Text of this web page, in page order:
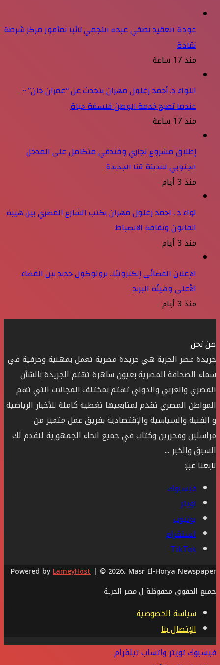
عودة العقيد لطفي عبده النجمي نائبا لمأمور مركز شرطة
نقادة
منذ 17 ساعة
اللواء د. أحمد زغلول مهران يتحدث عن “عمران خان” ••
عندما تصبح خدمة الوطن فلسفة حياة
منذ 17 ساعة
إطلاق مشروع تجاري وفندقي متكامل على المدخل
الجنوبي لمدينة قنا الجديدة
منذ 3 أيام
لواء د . احمد زغلول مهران يكتب الشارع المصري بين هيبة
القانون وثقافة الانضباط
منذ 3 أيام
الإعلان القضائي إلكترونيًا.. بروتوكول جديد بين القضاء
الأعلى وهيئة البريد
منذ 3 أيام
من نحن
جريدة مصر الحرية هي جريدة مصرية تعمل بمهنية وحرفية في
سماء الصحافة المصرية بعيون ساهرة تهتم الجريدة بالشأن
المصري والعربي والدولي تهتم بمختلف المجالات التي تهم
المواطن المصري تقدم لمتابعيها تغطية كاملة للأخبار الرياضية
و الفنية والسياسية والإقتصادية بفريق عمل متميز من
مراسلين ومحررين وكتاب في جميع انحاء الجمهورية لنقدم لك
السبق والخبر ...
تابعنا عبر:
فيسبوك
تويتر
يوتيوب
انستقرام
‫TikTok
Powered byLameyHost | © 2026، Masr El-Horya Newspaper
جميع الحقوق محفوظة ل مصر الحرية
سياسة الخصوصية
الإتصال بنا
فيسبوكتويترواتسابتيلقرام